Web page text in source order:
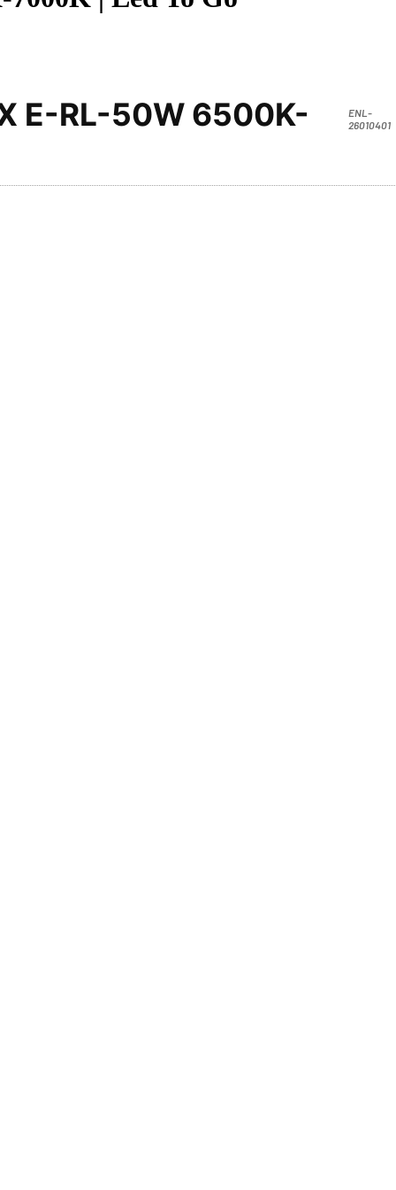
E-RL-50W 6500K-
ENL-
26010401